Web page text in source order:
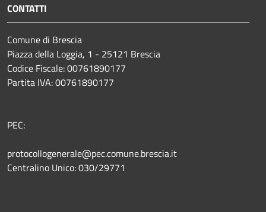
CONTATTI
Comune di Brescia
Piazza della Loggia, 1 - 25121 Brescia
Codice Fiscale: 00761890177
Partita IVA: 00761890177
PEC:
protocollogenerale@pec.comune.brescia.it
Centralino Unico: 030/29771